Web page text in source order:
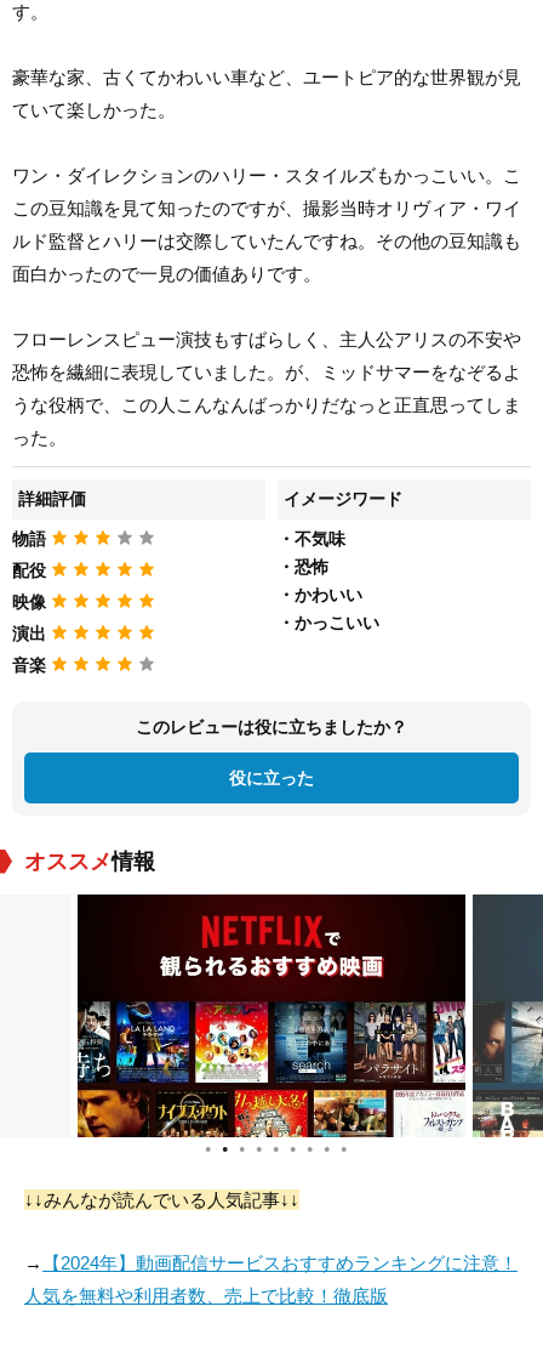
す。
豪華な家、古くてかわいい車など、ユートピア的な世界観が見
ていて楽しかった。
ワン・ダイレクションのハリー・スタイルズもかっこいい。こ
この豆知識を見て知ったのですが、撮影当時オリヴィア・ワイ
ルド監督とハリーは交際していたんですね。その他の豆知識も
面白かったので一見の価値ありです。
フローレンスピュー演技もすばらしく、主人公アリスの不安や
恐怖を繊細に表現していました。が、ミッドサマーをなぞるよ
うな役柄で、この人こんなんばっかりだなっと正直思ってしま
った。
詳細評価
物語
配役
映像
演出
音楽
イメージワード
・不気味
・恐怖
・かわいい
・かっこいい
このレビューは役に立ちましたか？
役に立った
オススメ情報
● ● ● ● ● ● ● ● ●
↓↓みんなが読んでいる人気記事↓↓
→
【2024年】動画配信サービスおすすめランキングに注意！
人気を無料や利用者数、売上で比較！徹底版